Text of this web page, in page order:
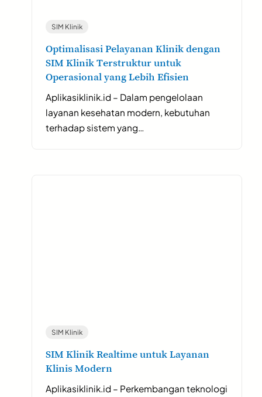
SIM Klinik
Optimalisasi Pelayanan Klinik dengan
SIM Klinik Terstruktur untuk
Operasional yang Lebih Efisien
Aplikasiklinik.id – Dalam pengelolaan
layanan kesehatan modern, kebutuhan
terhadap sistem yang…
SIM Klinik
SIM Klinik Realtime untuk Layanan
Klinis Modern
Aplikasiklinik.id – Perkembangan teknologi